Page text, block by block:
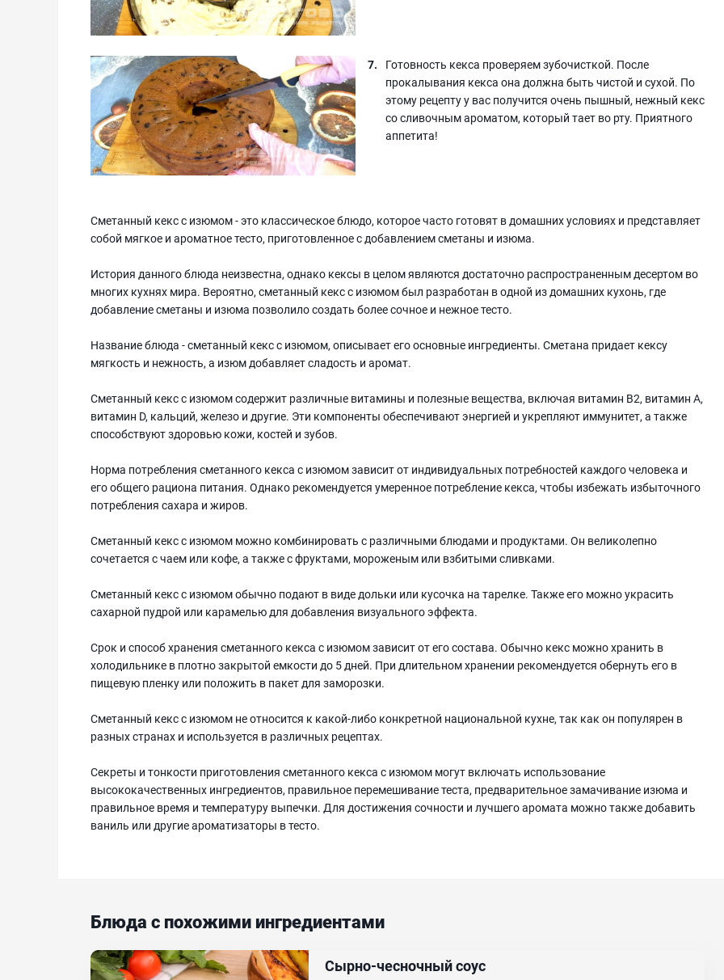
Готовность кекса проверяем зубочисткой. После
прокалывания кекса она должна быть чистой и сухой. По
этому рецепту у вас получится очень пышный, нежный кекс
со сливочным ароматом, который тает во рту. Приятного
аппетита!
Сметанный кекс с изюмом - это классическое блюдо, которое часто готовят в домашних условиях и представляет
собой мягкое и ароматное тесто, приготовленное с добавлением сметаны и изюма.
История данного блюда неизвестна, однако кексы в целом являются достаточно распространенным десертом во
многих кухнях мира. Вероятно, сметанный кекс с изюмом был разработан в одной из домашних кухонь, где
добавление сметаны и изюма позволило создать более сочное и нежное тесто.
Название блюда - сметанный кекс с изюмом, описывает его основные ингредиенты. Сметана придает кексу
мягкость и нежность, а изюм добавляет сладость и аромат.
Сметанный кекс с изюмом содержит различные витамины и полезные вещества, включая витамин В2, витамин А,
витамин D, кальций, железо и другие. Эти компоненты обеспечивают энергией и укрепляют иммунитет, а также
способствуют здоровью кожи, костей и зубов.
Норма потребления сметанного кекса с изюмом зависит от индивидуальных потребностей каждого человека и
его общего рациона питания. Однако рекомендуется умеренное потребление кекса, чтобы избежать избыточного
потребления сахара и жиров.
Сметанный кекс с изюмом можно комбинировать с различными блюдами и продуктами. Он великолепно
сочетается с чаем или кофе, а также с фруктами, мороженым или взбитыми сливками.
Сметанный кекс с изюмом обычно подают в виде дольки или кусочка на тарелке. Также его можно украсить
сахарной пудрой или карамелью для добавления визуального эффекта.
Срок и способ хранения сметанного кекса с изюмом зависит от его состава. Обычно кекс можно хранить в
холодильнике в плотно закрытой емкости до 5 дней. При длительном хранении рекомендуется обернуть его в
пищевую пленку или положить в пакет для заморозки.
Сметанный кекс с изюмом не относится к какой-либо конкретной национальной кухне, так как он популярен в
разных странах и используется в различных рецептах.
Секреты и тонкости приготовления сметанного кекса с изюмом могут включать использование
высококачественных ингредиентов, правильное перемешивание теста, предварительное замачивание изюма и
правильное время и температуру выпечки. Для достижения сочности и лучшего аромата можно также добавить
ваниль или другие ароматизаторы в тесто.
Блюда с похожими ингредиентами
Сырно-чесночный соус